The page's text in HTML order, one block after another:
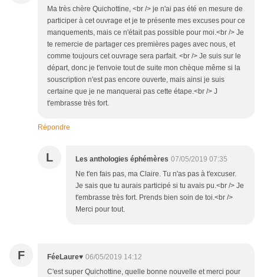
Ma très chère Quichottine, <br /> je n'ai pas été en mesure de
participer à cet ouvrage et je te présente mes excuses pour ce
manquements, mais ce n'était pas possible pour moi.<br /> Je
te remercie de partager ces premières pages avec nous, et
comme toujours cet ouvrage sera parfait. <br /> Je suis sur le
départ, donc je t'envoie tout de suite mon chèque même si la
souscription n'est pas encore ouverte, mais ainsi je suis
certaine que je ne manquerai pas cette étape.<br /> J
t'embrasse très fort.
Répondre
L Les anthologies éphémères 07/05/2019 07:35
Ne t'en fais pas, ma Claire. Tu n'as pas à t'excuser.
Je sais que tu aurais participé si tu avais pu.<br /> Je
t'embrasse très fort. Prends bien soin de toi.<br />
Merci pour tout.
F FéeLaure♥ 06/05/2019 14:12
C'est super Quichottine, quelle bonne nouvelle et merci pour